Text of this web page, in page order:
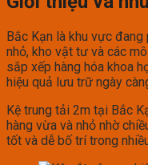
Bắc Kạn là khu vực
nhỏ, kho vật tư và các
sắp xếp hàng hóa khoa
hiệu quả lưu trữ ngày
Kệ trung tải 2m tại Bắc
hàng vừa và nhỏ nhờ
tốt và dễ bố trí trong